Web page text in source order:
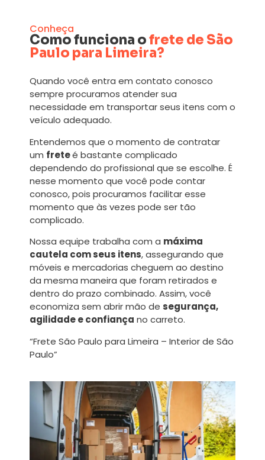
Conheça
Como funciona ofrete de São
Paulo para Limeira?
Quando você entra em contato conosco
sempre procuramos atender sua
necessidade em transportar seus itens com o
veículo adequado.
Entendemos que o momento de contratar
um freteé bastante complicado
dependendo do profissional que se escolhe. É
nesse momento que você pode contar
conosco, pois procuramos facilitar esse
momento que às vezes pode ser tão
complicado.
Nossa equipe trabalha com a máxima
cautela com seus itens, assegurando que
móveis e mercadorias cheguem ao destino
da mesma maneira que foram retirados e
dentro do prazo combinado. Assim, você
economiza sem abrir mão de segurança,
agilidade e confiança no carreto.
“Frete São Paulo para Limeira – Interior de São
Paulo”